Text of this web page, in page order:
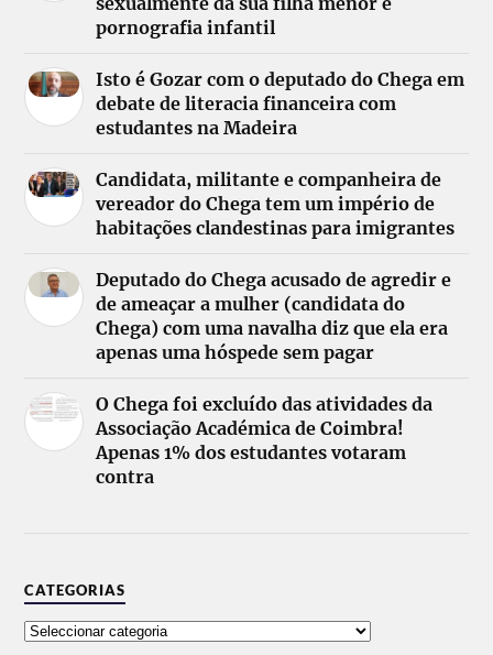
pornografia infantil
Isto é Gozar com o deputado do Chega em
debate de literacia financeira com
estudantes na Madeira
Candidata, militante e companheira de
vereador do Chega tem um império de
habitações clandestinas para imigrantes
Deputado do Chega acusado de agredir e
de ameaçar a mulher (candidata do
Chega) com uma navalha diz que ela era
apenas uma hóspede sem pagar
O Chega foi excluído das atividades da
Associação Académica de Coimbra!
Apenas 1% dos estudantes votaram
contra
CATEGORIAS